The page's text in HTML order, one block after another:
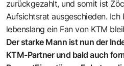
zurückgezahlt, und somit ist
Aufsichtsrat ausgeschieden.
lebenslang ein Fan von KTM
Der starke Mann ist nun der
KTM-Partner und bald auch